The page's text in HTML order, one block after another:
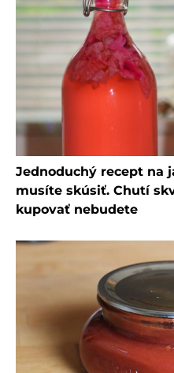
Jednoduchý recept na
musíte skúsiť. Chutí
kupovať nebudete